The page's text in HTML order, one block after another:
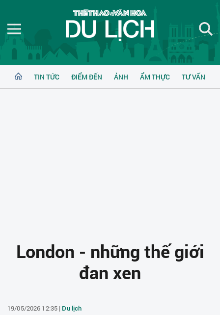
TIN TỨC ĐIỂM ĐẾN ẢNH ẨM THỰC TƯ VẤN
London - những thế giới
đan xen
19/05/2026 12:35 | Du lịch